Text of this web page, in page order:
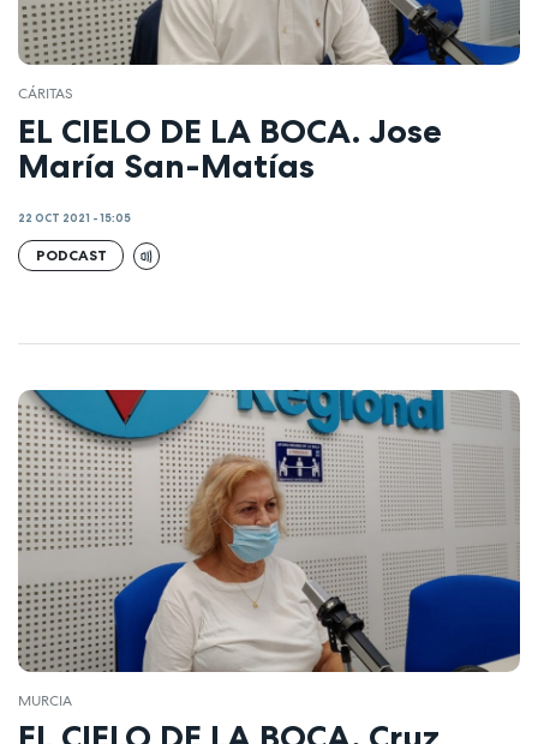
CÁRITAS
EL CIELO DE LA BOCA. Jose
María San-Matías
22 OCT 2021 - 15:05
PODCAST
MURCIA